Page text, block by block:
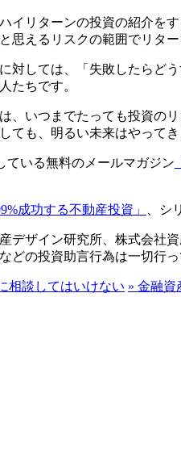
イリターンの投資の紹介を
思えるリスクの範囲でリタ
対しては、「失敗したらど
たちです。
、いつまでたっても投資の
ても、明るい未来はやって
いる無料のメールマガジン
成功する不動産投資」 、
デザイン研究所、株式会社
どの投資助言行為は一切行
相談してはいけない » 金融資